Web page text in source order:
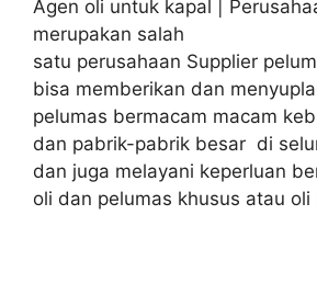
Agen oli untuk kapal |
merupakan salah
satu perusahaan Supplier
bisa memberikan dan
pelumas bermacam macam
dan pabrik-pabrik besar di
dan juga melayani keperluan
oli dan pelumas khusus atau oli